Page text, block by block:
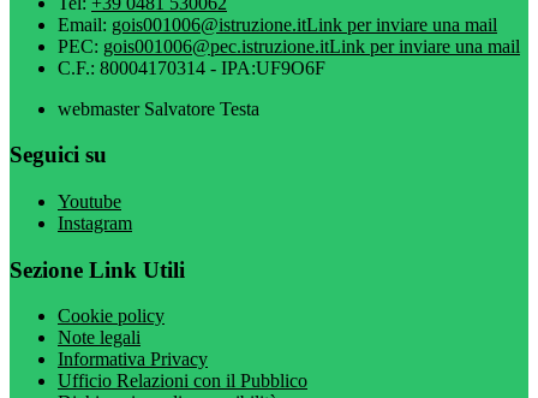
Email: gois001006@istruzione.itLink per inviare una mail
PEC: gois001006@pec.istruzione.itLink per inviare una mail
C.F.: 80004170314 - IPA:UF9O6F
webmaster Salvatore Testa
Seguici su
Youtube
Instagram
Sezione Link Utili
Cookie policy
Note legali
Informativa Privacy
Ufficio Relazioni con il Pubblico